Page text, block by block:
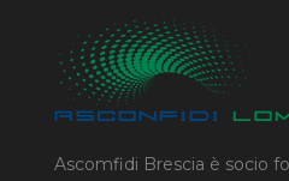
Ascomfidi Brescia è socio